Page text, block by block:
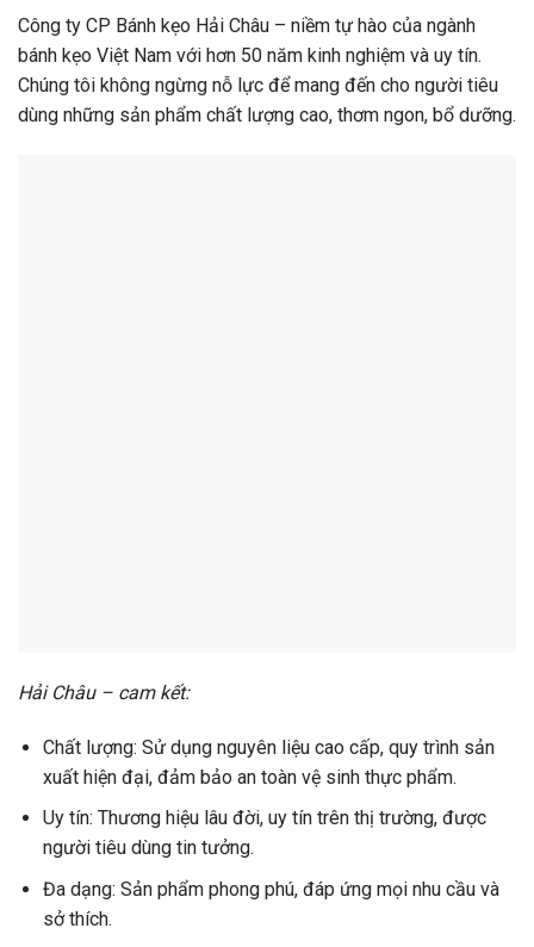
Công ty CP Bánh kẹo Hải Châu – niềm tự hào của ngành
bánh kẹo Việt Nam với hơn 50 năm kinh nghiệm và uy tín.
Chúng tôi không ngừng nỗ lực để mang đến cho người tiêu
dùng những sản phẩm chất lượng cao, thơm ngon, bổ dưỡng.
Hải Châu – cam kết:
Chất lượng: Sử dụng nguyên liệu cao cấp, quy trình sản
xuất hiện đại, đảm bảo an toàn vệ sinh thực phẩm.
Uy tín: Thương hiệu lâu đời, uy tín trên thị trường, được
người tiêu dùng tin tưởng.
Đa dạng: Sản phẩm phong phú, đáp ứng mọi nhu cầu và
sở thích.